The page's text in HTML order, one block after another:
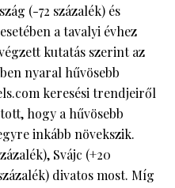
(-72 százalék) és
a tavalyi évhez
kutatás szerint az
nyaral hűvösebb
keresési trendjeiről
hogy a hűvösebb
inkább növekszik.
Svájc (+20
divatos most. Míg